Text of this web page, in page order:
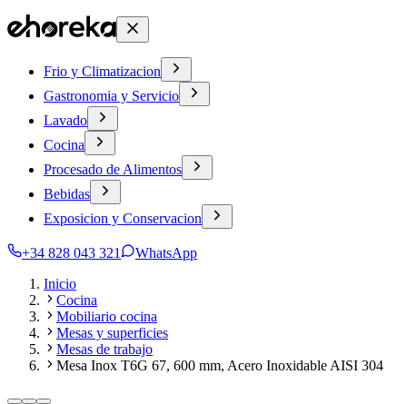
Frio y Climatizacion
Gastronomia y Servicio
Lavado
Cocina
Procesado de Alimentos
Bebidas
Exposicion y Conservacion
+34 828 043 321
WhatsApp
Inicio
Cocina
Mobiliario cocina
Mesas y superficies
Mesas de trabajo
Mesa Inox T6G 67, 600 mm, Acero Inoxidable AISI 304